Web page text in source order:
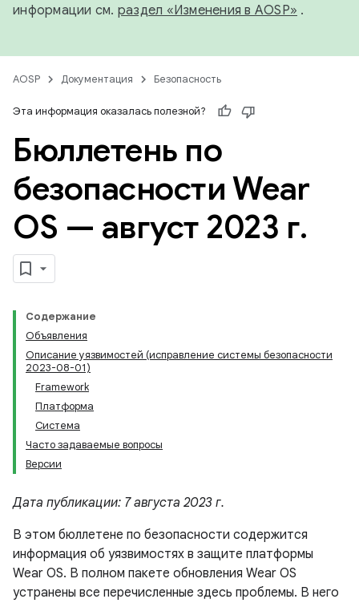
информации см. раздел «Изменения в AOSP» .
AOSP Документация Безопасность
Эта информация оказалась полезной?
Бюллетень по
безопасности Wear
OS — август 2023 г.
Содержание
Объявления
Описание уязвимостей (исправление системы безопасности
2023-08-01)
Framework
Платформа
Система
Часто задаваемые вопросы
Версии
Дата публикации: 7 августа 2023 г.
В этом бюллетене по безопасности содержится
информация об уязвимостях в защите платформы
Wear OS. В полном пакете обновления Wear OS
устранены все перечисленные здесь проблемы. В него